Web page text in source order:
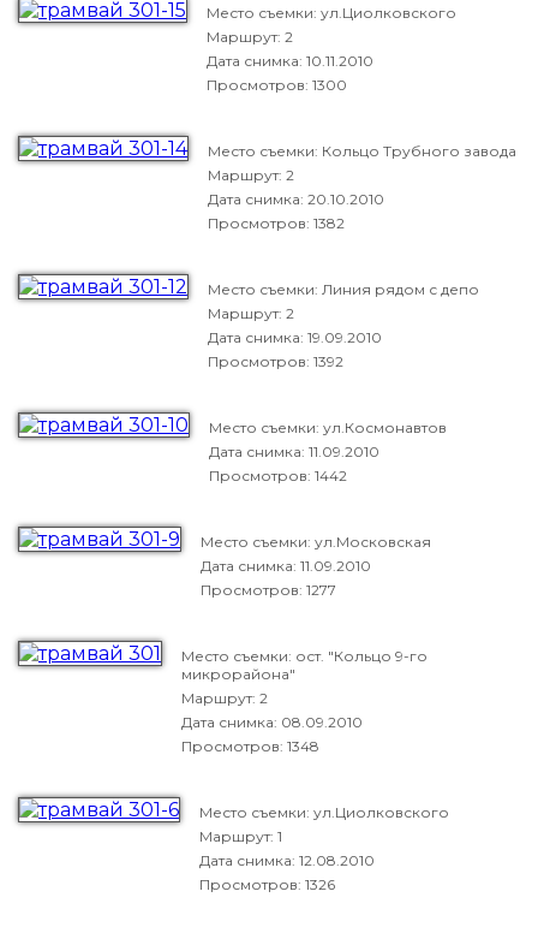
Место съемки: ул.Циолковского
Маршрут: 2
Дата снимка: 10.11.2010
Просмотров: 1300
Место съемки: Кольцо Трубного завода
Маршрут: 2
Дата снимка: 20.10.2010
Просмотров: 1382
Место съемки: Линия рядом с депо
Маршрут: 2
Дата снимка: 19.09.2010
Просмотров: 1392
Место съемки: ул.Космонавтов
Дата снимка: 11.09.2010
Просмотров: 1442
Место съемки: ул.Московская
Дата снимка: 11.09.2010
Просмотров: 1277
Место съемки: ост. "Кольцо 9-го
микрорайона"
Маршрут: 2
Дата снимка: 08.09.2010
Просмотров: 1348
Место съемки: ул.Циолковского
Маршрут: 1
Дата снимка: 12.08.2010
Просмотров: 1326